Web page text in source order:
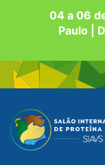
04 a 06
Paulo |